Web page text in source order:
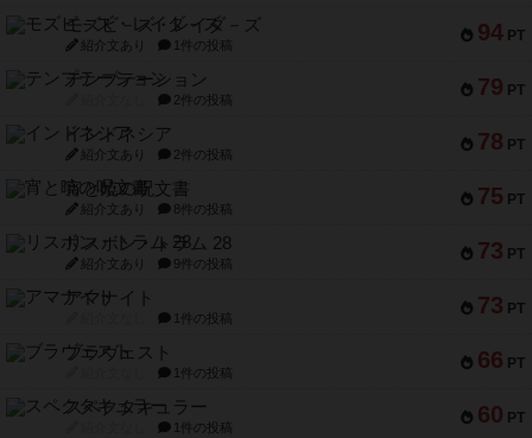
94 PT
モズビ－ズ・レイダ－ズ
紹介文あり 1件の投稿
79 PT
テンプテーション
2件の投稿
78 PT
インドネシア
紹介文あり 2件の投稿
75 PT
宵と暁の呪文書
紹介文あり 8件の投稿
73 PT
リスボン・トラム 28
紹介文あり 9件の投稿
73 PT
アマナイト
1件の投稿
66 PT
ブラヴェスト
1件の投稿
60 PT
スペクタキュラー
1件の投稿